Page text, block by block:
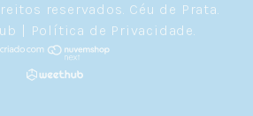
reservados. Céu de Prata.
| Política de Privacidade.